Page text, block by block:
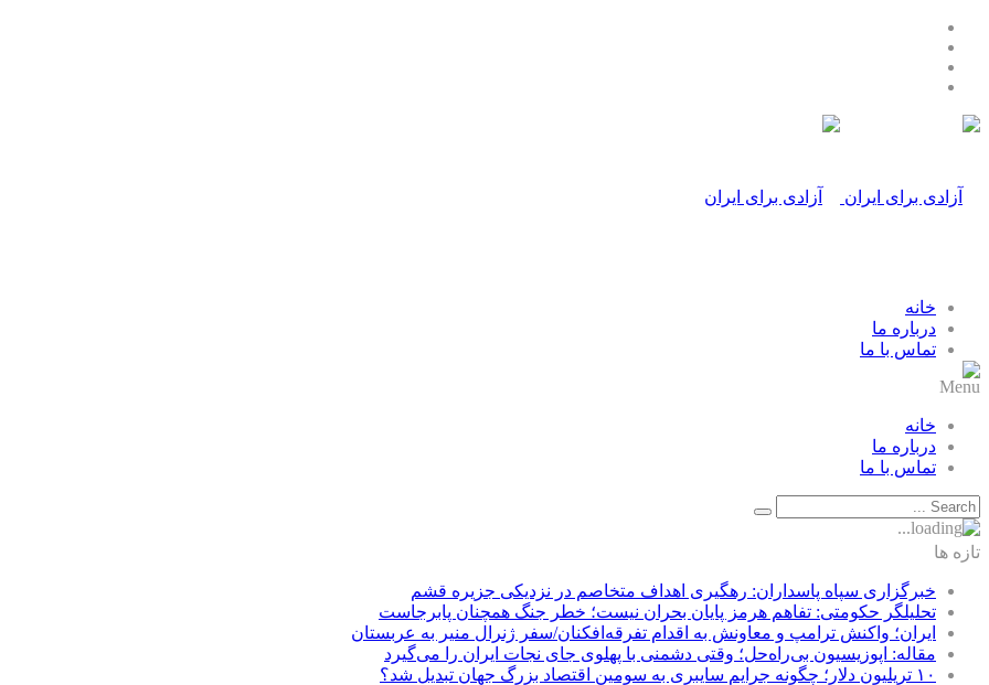
خانه
درباره ما
تماس با ما
Menu
خانه
درباره ما
تماس با ما
تازه ها
خبرگزاری سپاه پاسداران: رهگیری اهداف متخاصم در نزدیکی جزیره قشم
تحلیلگر حکومتی: تفاهم هرمز پایان بحران نیست؛ خطر جنگ همچنان پابرجاست
ایران؛ واکنش ترامپ و معاونش به اقدام تفرقه‌افکنان/سفر ژنرال منیر به عربستان
مقاله: اپوزیسیون بی‌راه‌حل؛ وقتی دشمنی با پهلوی جای نجات ایران را می‌گیرد
۱۰ تریلیون دلار؛ چگونه جرایم سایبری به سومین اقتصاد بزرگ جهان تبدیل شد؟